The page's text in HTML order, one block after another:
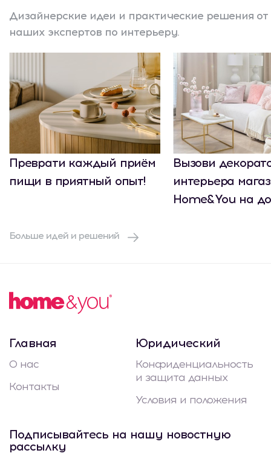
Дизайнерские идеи и практические решения от
наших экспертов по интерьеру.
Преврати каждый приём
пищи в приятный опыт!
Вызови
интерьера
Home&You на
Больше идей и решений
Главная
О нас
Контакты
Юридический
Конфиденциальность
и защита данных
Условия и положения
Подписывайтесь на нашу новостную
рассылку